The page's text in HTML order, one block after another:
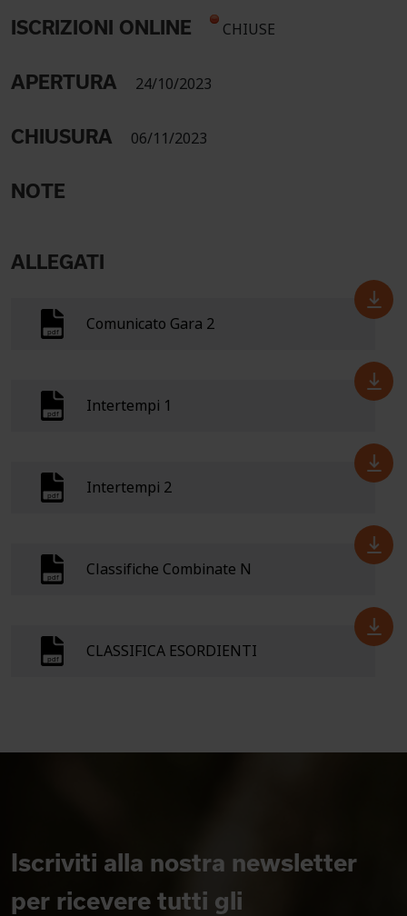
ISCRIZIONI ONLINE CHIUSE
APERTURA 24/10/2023
CHIUSURA 06/11/2023
NOTE
ALLEGATI
Comunicato Gara 2
Intertempi 1
Intertempi 2
Classifiche Combinate N
CLASSIFICA ESORDIENTI
Iscriviti alla nostra newsletter
per ricevere tutti gli